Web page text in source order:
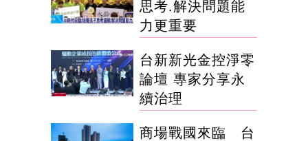
思考.解決問題能
力更重要
台新新光金控淨零
論壇 專家分享永
續治理
商場戰國來臨 台